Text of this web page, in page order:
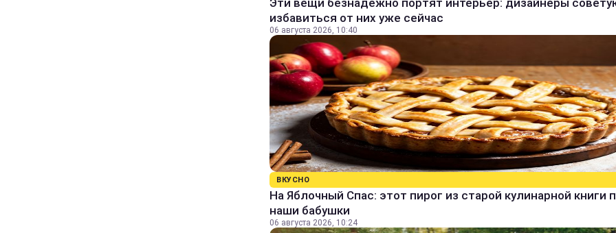
избавиться от них уже сейчас
06 августа 2026, 10:40
ВКУСНО
На Яблочный Спас: этот пирог из старой кулинарной книги
наши бабушки
06 августа 2026, 10:24